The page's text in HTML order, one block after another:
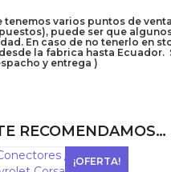
tenemos varios puntos de
puede ser que
En caso de no tenerlo en
la fabrica hasta Ecuador.
y entrega )
RECOMENDAMOS…
¡OFERTA!